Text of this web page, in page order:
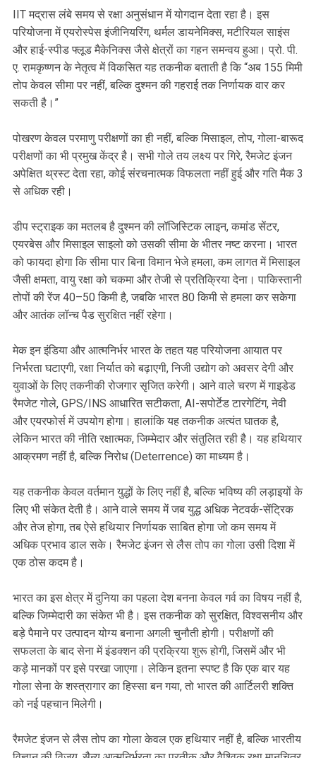
IIT मद्रास लंबे समय से रक्षा अनुसंधान में योगदान देता रहा है। इस
परियोजना में एयरोस्पेस इंजीनियरिंग, थर्मल डायनेमिक्स, मटीरियल साइंस
और हाई-स्पीड फ्लूड मैकेनिक्स जैसे क्षेत्रों का गहन समन्वय हुआ। प्रो. पी.
ए. रामकृष्णन के नेतृत्व में विकसित यह तकनीक बताती है कि “अब 155 मिमी
तोप केवल सीमा पर नहीं, बल्कि दुश्मन की गहराई तक निर्णायक वार कर
सकती है।”
पोखरण केवल परमाणु परीक्षणों का ही नहीं, बल्कि मिसाइल, तोप, गोला-बारूद
परीक्षणों का भी प्रमुख केंद्र है। सभी गोले तय लक्ष्य पर गिरे, रैमजेट इंजन
अपेक्षित थ्रस्ट देता रहा, कोई संरचनात्मक विफलता नहीं हुई और गति मैक 3
से अधिक रही।
डीप स्ट्राइक का मतलब है दुश्मन की लॉजिस्टिक लाइन, कमांड सेंटर,
एयरबेस और मिसाइल साइलो को उसकी सीमा के भीतर नष्ट करना। भारत
को फायदा होगा कि सीमा पार बिना विमान भेजे हमला, कम लागत में मिसाइल
जैसी क्षमता, वायु रक्षा को चकमा और तेजी से प्रतिक्रिया देना। पाकिस्तानी
तोपों की रेंज 40–50 किमी है, जबकि भारत 80 किमी से हमला कर सकेगा
और आतंक लॉन्च पैड सुरक्षित नहीं रहेगा।
मेक इन इंडिया और आत्मनिर्भर भारत के तहत यह परियोजना आयात पर
निर्भरता घटाएगी, रक्षा निर्यात को बढ़ाएगी, निजी उद्योग को अवसर देगी और
युवाओं के लिए तकनीकी रोजगार सृजित करेगी। आने वाले चरण में गाइडेड
रैमजेट गोले, GPS/INS आधारित सटीकता, AI-सपोर्टेड टारगेटिंग, नेवी
और एयरफोर्स में उपयोग होगा। हालांकि यह तकनीक अत्यंत घातक है,
लेकिन भारत की नीति रक्षात्मक, जिम्मेदार और संतुलित रही है। यह हथियार
आक्रमण नहीं है, बल्कि निरोध (Deterrence) का माध्यम है।
यह तकनीक केवल वर्तमान युद्धों के लिए नहीं है, बल्कि भविष्य की लड़ाइयों के
लिए भी संकेत देती है। आने वाले समय में जब युद्ध अधिक नेटवर्क-सेंट्रिक
और तेज होगा, तब ऐसे हथियार निर्णायक साबित होगा जो कम समय में
अधिक प्रभाव डाल सके। रैमजेट इंजन से लैस तोप का गोला उसी दिशा में
एक ठोस कदम है।
भारत का इस क्षेत्र में दुनिया का पहला देश बनना केवल गर्व का विषय नहीं है,
बल्कि जिम्मेदारी का संकेत भी है। इस तकनीक को सुरक्षित, विश्वसनीय और
बड़े पैमाने पर उत्पादन योग्य बनाना अगली चुनौती होगी। परीक्षणों की
सफलता के बाद सेना में इंडक्शन की प्रक्रिया शुरू होगी, जिसमें और भी
कड़े मानकों पर इसे परखा जाएगा। लेकिन इतना स्पष्ट है कि एक बार यह
गोला सेना के शस्त्रागार का हिस्सा बन गया, तो भारत की आर्टिलरी शक्ति
को नई पहचान मिलेगी।
रैमजेट इंजन से लैस तोप का गोला केवल एक हथियार नहीं है, बल्कि भारतीय